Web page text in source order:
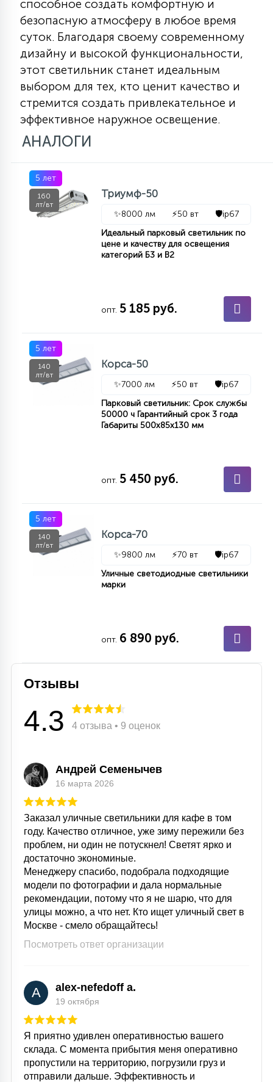
способное создать комфортную и
безопасную атмосферу в любое время
суток. Благодаря своему современному
дизайну и высокой функциональности,
этот светильник станет идеальным
выбором для тех, кто ценит качество и
стремится создать привлекательное и
эффективное наружное освещение.
АНАЛОГИ
5 лет
160
лт/вт
Триумф-50
✨8000 лм ⚡50 вт 🛡️ip67
Идеальный парковый светильник по
цене и качеству для освещения
категорий Б3 и В2
опт. 5 185 руб.
5 лет
140
лт/вт
Корса-50
✨7000 лм ⚡50 вт 🛡️ip67
Парковый светильник: Срок службы
50000 ч Гарантийный срок 3 года
Габариты 500х85х130 мм
опт. 5 450 руб.
5 лет
140
лт/вт
Корса-70
✨9800 лм ⚡70 вт 🛡️ip67
Уличные светодиодные светильники
марки
опт. 6 890 руб.
Отзывы
4.3 4 отзыва • 9 оценок
Андрей Семенычев
16 марта 2026
Заказал уличные светильники для кафе в том
году. Качество отличное, уже зиму пережили без
проблем, ни один не потускнел! Светят ярко и
достаточно экономиные.
Менеджеру спасибо, подобрала подходящие
модели по фотографии и дала нормальные
рекомендации, потому что я не шарю, что для
улицы можно, а что нет. Кто ищет уличный свет в
Москве - смело обращайтесь!
Посмотреть ответ организации
A alex-nefedoff a.
19 октября
Я приятно удивлен оперативностью вашего
склада. С момента прибытия меня оперативно
пропустили на территорию, погрузили груз и
отправили дальше. Эффективность и